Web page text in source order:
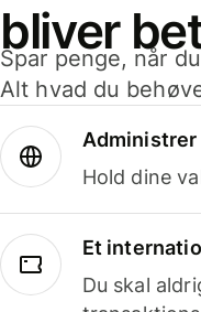
bliver
Spar penge, når
Alt hvad du
Hold dine
Et
Du skal